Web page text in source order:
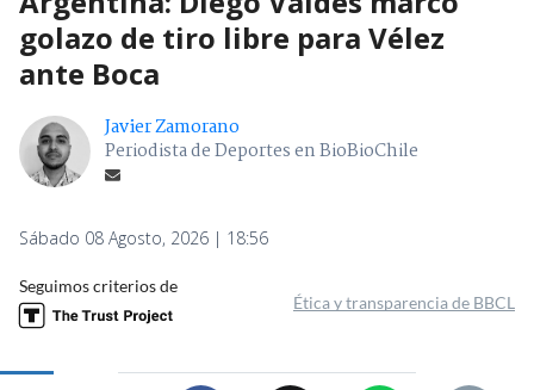
golazo de tiro libre para Vélez
ante Boca
Javier Zamorano
Periodista de Deportes en BioBioChile
Sábado 08 Agosto, 2026 | 18:56
Seguimos criterios de
Ética y transparencia de BBCL